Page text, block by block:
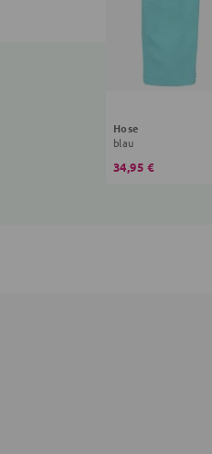
Hose
blau
34,95 €